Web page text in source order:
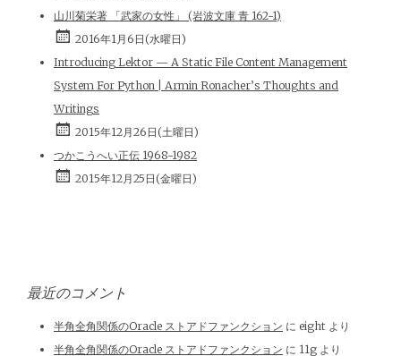
山川菊栄著 「武家の女性」 (岩波文庫 青 162-1)
2016年1月6日(水曜日)
Introducing Lektor — A Static File Content Management
System For Python | Armin Ronacher’s Thoughts and
Writings
2015年12月26日(土曜日)
つかこうへい正伝 1968-1982
2015年12月25日(金曜日)
最近のコメント
半角全角関係のOracle ストアドファンクション に eight より
半角全角関係のOracle ストアドファンクション に 11g より